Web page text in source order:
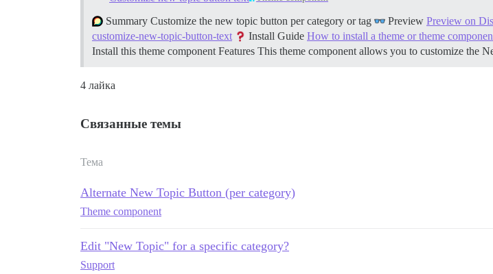
Summary Customize the new topic button per category or tag Preview Preview on
customize-new-topic-button-text
Install Guide How to install a theme or theme
Install this theme component Features This theme component allows you to customize the
4 лайка
Связанные темы
Тема
Alternate New Topic Button (per category)
Theme component
Edit "New Topic" for a specific category?
Support